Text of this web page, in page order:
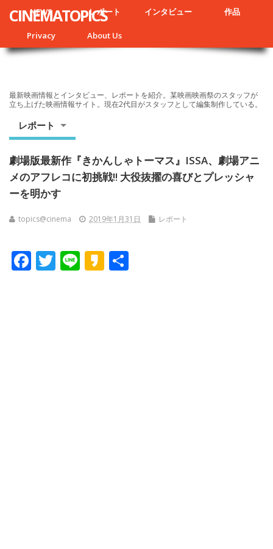
NEWS レポート インタビュー 作品
Privacy About Us
CINEMATOPICS
最新映画情報とインタビュー、レポートを紹介。某映画映画祭のスタッフが
立ち上げた映画情報サイト。現在2代目がスタッフとして編集制作している。
レポート
劇場版最新作『きかんしゃトーマス』ISSA、劇場アニ
メのアフレコに初挑戦!! 大役抜擢の喜びとプレッシャ
ーを明かす
topics@cinema 2019年1月31日 レポート
F T Li K